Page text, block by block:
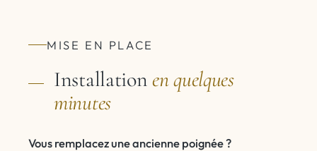
MISE EN PLACE
Installationen quelques
minutes
Vous remplacez une ancienne poignée ?